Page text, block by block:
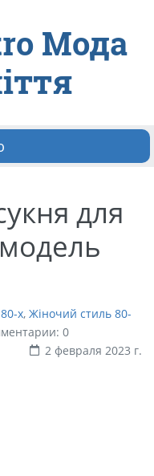
Мода
для
х, Жіночий стиль 80-
0
2 февраля 2023 г.